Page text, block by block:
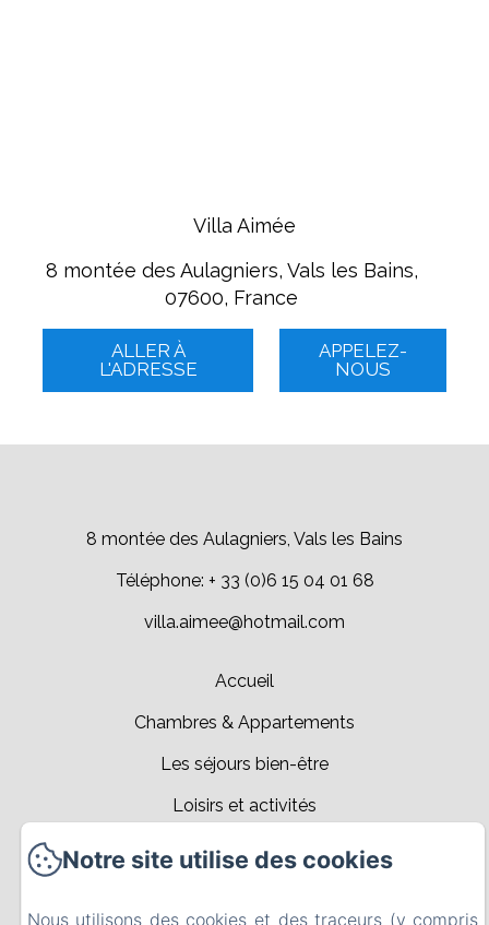
Villa Aimée
8 montée des Aulagniers, Vals les Bains,
07600, France
ALLER À
L'ADRESSE
APPELEZ-
NOUS
8 montée des Aulagniers, Vals les Bains
Téléphone: + 33 (0)6 15 04 01 68
villa.aimee@hotmail.com
Accueil
Chambres & Appartements
Les séjours bien-être
Loisirs et activités
Événements
EN
FR
Notre site utilise des cookies
Nous utilisons des cookies et des traceurs (y compris